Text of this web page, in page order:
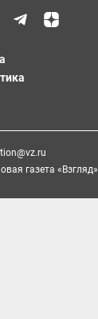
газета «Взгляд»